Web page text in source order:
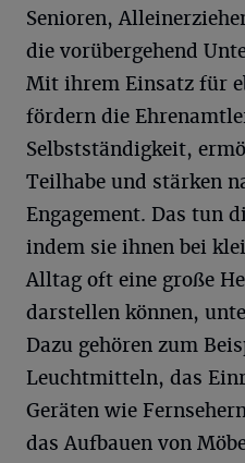
Senioren,
die vorübergehend
Mit ihrem Einsatz für
fördern die
Selbstständigkeit,
Teilhabe und stärken
Engagement. Das tun
indem sie ihnen bei
Alltag oft eine große
darstellen können,
Dazu gehören zum
Leuchtmitteln, das
Geräten wie
das Aufbauen von